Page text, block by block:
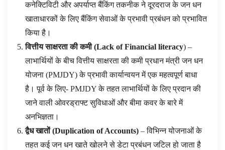
कनेक्टिविटी और अपर्याप्त बैंकिंग तकनीक ने दूरदराज के जन धन
खाताधारकों के लिए बैंकिंग सेवाओं के प्रभावी प्रबंधन को प्रभावित
किया है।
वित्तीय साक्षरता की कमी(Lack of Financial literacy) –
लाभार्थियों के बीच वित्तीय साक्षरता की कमी प्रधान मंत्री जन धन
योजना (PMJDY) के प्रभावी कार्यान्वयन में एक महत्वपूर्ण बाधा
है। पूर्व के लिए- PMJDY के तहत लाभार्थियों के लिए प्रदान की
जाने वाली ओवरड्राफ्ट सुविधाओं और बीमा कवर के बारे में
अनभिज्ञता।
द्वैध खातों(Duplication of Accounts) – विभिन्न योजनाओं के
तहत कई जन धन खाते खोलने से डेटा प्रबंधन जटिल हो जाता है